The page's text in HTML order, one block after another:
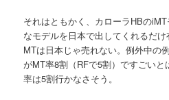
それはともかく、カローラHBの
なモデルを日本で出してくれるだ
MTは日本じゃ売れない。例外中の
がMT率8割（RFで5割）ですごい
率は5割行かなさそう。